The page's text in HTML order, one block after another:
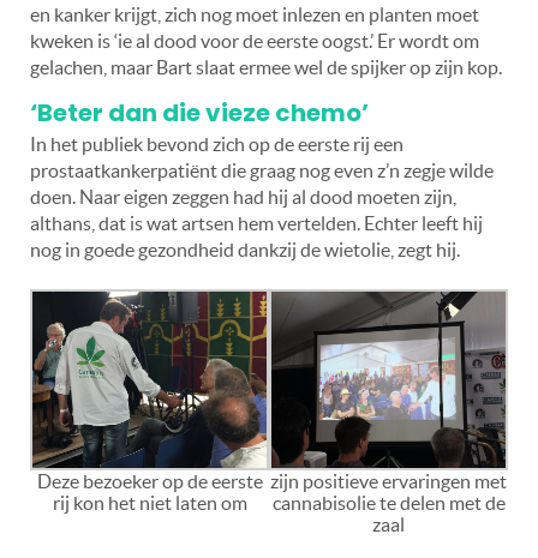
en kanker krijgt, zich nog moet inlezen en planten moet
kweken is ‘ie al dood voor de eerste oogst.’ Er wordt om
gelachen, maar Bart slaat ermee wel de spijker op zijn kop.
‘Beter dan die vieze chemo’
In het publiek bevond zich op de eerste rij een
prostaatkankerpatiënt die graag nog even z’n zegje wilde
doen. Naar eigen zeggen had hij al dood moeten zijn,
althans, dat is wat artsen hem vertelden. Echter leeft hij
nog in goede gezondheid dankzij de wietolie, zegt hij.
Deze bezoeker op de eerste
rij kon het niet laten om
zijn positieve ervaringen met
cannabisolie te delen met de
zaal